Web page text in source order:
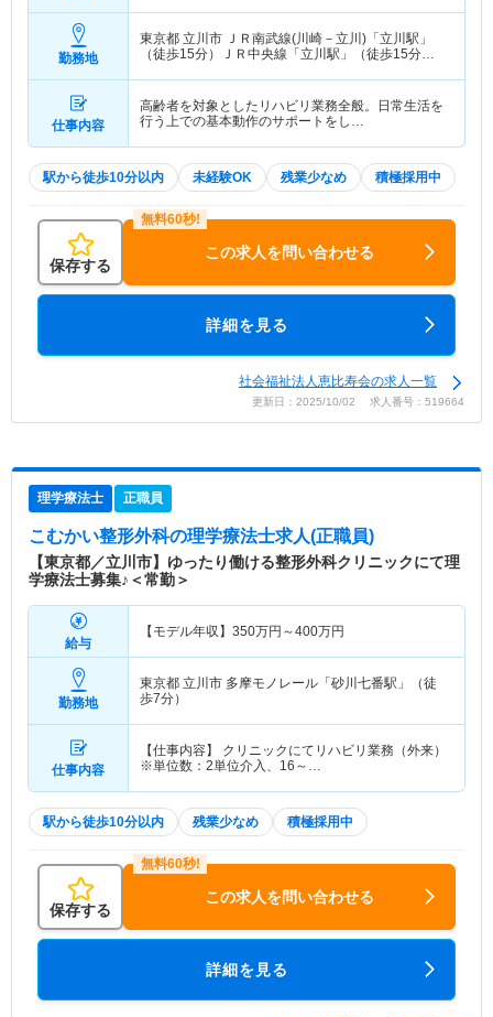
勤務地
東京都 立川市 ＪＲ南武線(川崎－立川)「立川駅」
（徒歩15分）ＪＲ中央線「立川駅」（徒歩15分）
仕事内容
高齢者を対象としたリハビリ業務全般。日常生活を
行う上での基本動作のサポートをし…
駅から徒歩10分以内 未経験OK 残業少なめ 積極採用中
保存する
この求人を問い合わせる
詳細を見る
社会福祉法人恵比寿会の求人一覧
更新日：2025/10/02 求人番号：519664
理学療法士 正職員
こむかい整形外科の理学療法士求人(正職員)
【東京都／立川市】ゆったり働ける整形外科クリニックにて理
学療法士募集♪＜常勤＞
給与
【モデル年収】 350万円～400万円
勤務地
東京都 立川市 多摩モノレール「砂川七番駅」（徒
歩7分）
仕事内容
【仕事内容】 クリニックにてリハビリ業務（外来）
※単位数：2単位介入、16～…
駅から徒歩10分以内 残業少なめ 積極採用中
保存する
この求人を問い合わせる
詳細を見る